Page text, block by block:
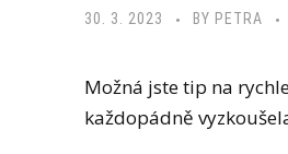
30. 3. 2023 BY PETRA
Možná jste tip na
každopádně